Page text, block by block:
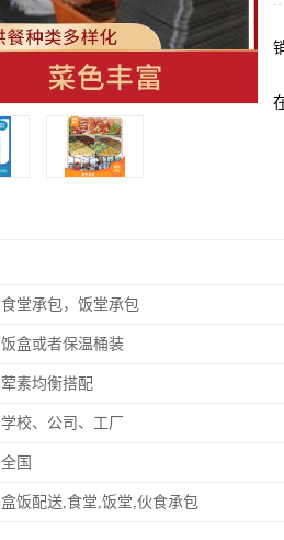
食堂承包，饭堂承包
饭盒或者保温桶装
荤素均衡搭配
学校、公司、工厂
全国
盒饭配送,食堂,饭堂,伙食承包